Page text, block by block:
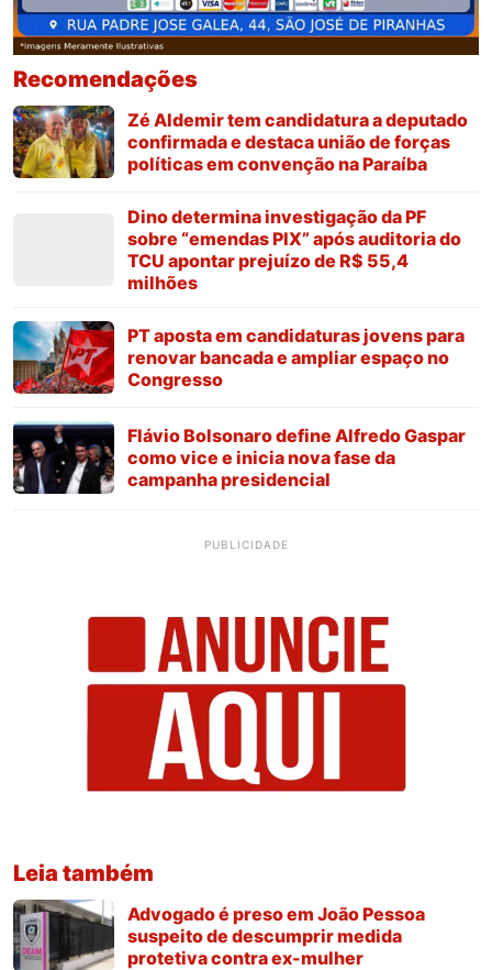
Recomendações
Zé Aldemir tem candidatura a deputado
confirmada e destaca união de forças
políticas em convenção na Paraíba
Dino determina investigação da PF
sobre “emendas PIX” após auditoria do
TCU apontar prejuízo de R$ 55,4
milhões
PT aposta em candidaturas jovens para
renovar bancada e ampliar espaço no
Congresso
Flávio Bolsonaro define Alfredo Gaspar
como vice e inicia nova fase da
campanha presidencial
PUBLICIDADE
Leia também
Advogado é preso em João Pessoa
suspeito de descumprir medida
protetiva contra ex-mulher